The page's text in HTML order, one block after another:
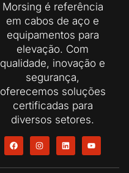
Morsing é referência
em cabos de aço e
equipamentos para
elevação. Com
qualidade, inovação e
segurança,
oferecemos soluções
certificadas para
diversos setores.